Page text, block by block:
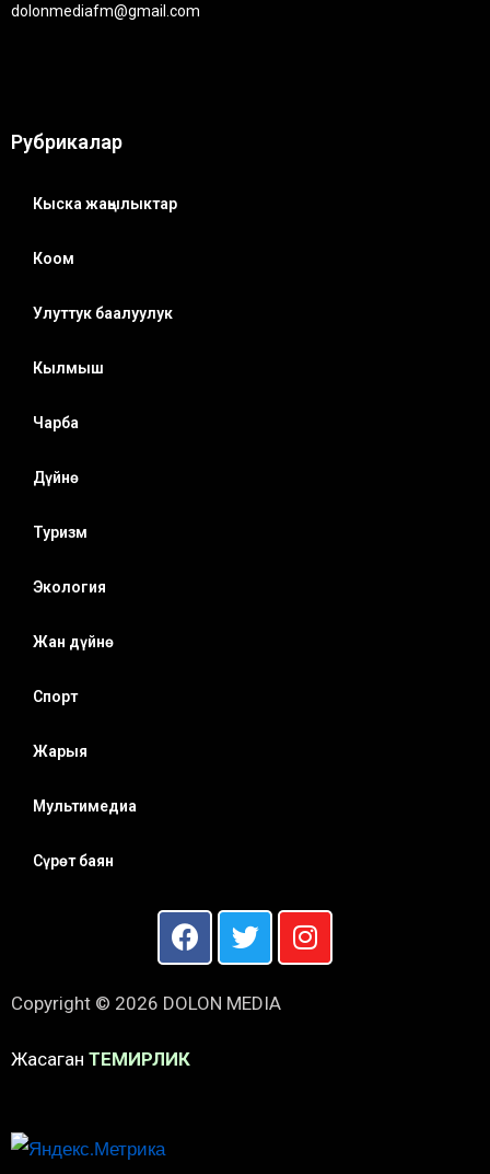
dolonmediafm@gmail.com
Рубрикалар
Кыска жаңылыктар
Коом
Улуттук баалуулук
Кылмыш
Чарба
Дүйнө
Туризм
Экология
Жан дүйнө
Спорт
Жарыя
Мультимедиа
Сүрөт баян
Copyright © 2026 DOLON MEDIA
Жасаган ТЕМИРЛИК